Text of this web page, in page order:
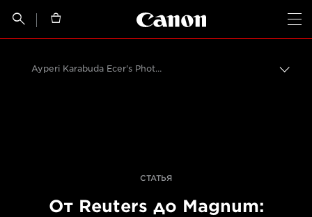
 
Canon Logo, back
Ayperi Karabuda Ecer's Photojournalism Lessons
СТАТЬЯ
От Reuters до Magnum: